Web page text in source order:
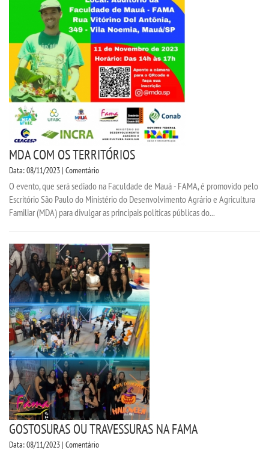
MDA COM OS TERRITÓRIOS
Data: 08/11/2023 | Comentário
O evento, que será sediado na Faculdade de Mauá - FAMA, é promovido pelo
Escritório São Paulo do Ministério do Desenvolvimento Agrário e Agricultura
Familiar (MDA) para divulgar as principais políticas públicas do...
GOSTOSURAS OU TRAVESSURAS NA FAMA
Data: 08/11/2023 | Comentário